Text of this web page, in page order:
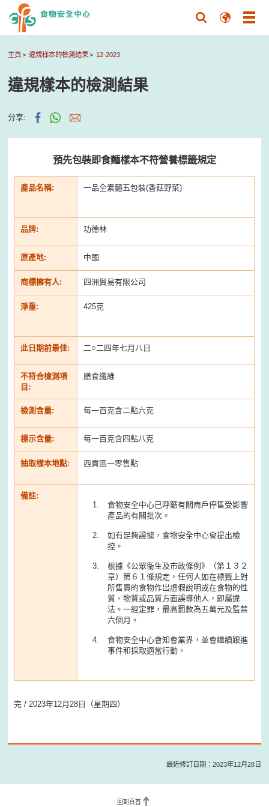
主頁 違規樣本的檢測結果 12-2023
違規樣本的檢測結果
分享:
預先包裝即食麵樣本不符營養標籤規定
產品名稱: 一品全素麵五包裝(香菇野菜)
品牌: 功德林
原產地: 中國
商標擁有人: 四洲貿易有限公司
淨重: 425克
此日期前最佳: 二○二四年七月八日
不符合檢測項
目:
膳食纖維
檢測含量: 每一百克含二點六克
標示含量: 每一百克含四點八克
抽取樣本地點: 西貢區一零售點
備註:
食物安全中心已呼籲有關商戶停售受影響
產品的有關批次。
如有足夠證據，食物安全中心會提出檢
控。
根據《公眾衞生及市政條例》（第１３２
章）第６１條規定，任何人如在標籤上對
所售賣的食物作出虛假說明或在食物的性
質、物質或品質方面誤導他人，即屬違
法。一經定罪，最高罰款為五萬元及監禁
六個月。
食物安全中心會知會業界，並會繼續跟進
事件和採取適當行動。
完 / 2023年12月28日（星期四）
最近修訂日期：2023年12月28日
回到頁首